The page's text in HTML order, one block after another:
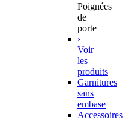
Poignées
de
porte
›
Voir
les
produits
Garnitures
sans
embase
Accessoires